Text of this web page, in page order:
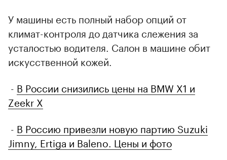
У машины есть полный набор опций от
климат-контроля до датчика слежения за
усталостью водителя. Салон в машине обит
искусственной кожей.
- В России снизились цены на BMW X1 и
Zeekr X
- В Россию привезли новую партию Suzuki
Jimny, Ertiga и Baleno. Цены и фото